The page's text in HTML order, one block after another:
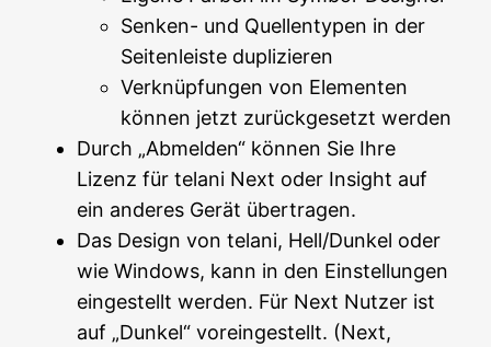
Senken- und Quellentypen in der
Seitenleiste duplizieren
Verknüpfungen von Elementen
können jetzt zurückgesetzt werden
Durch „Abmelden“ können Sie Ihre
Lizenz für telani Next oder Insight auf
ein anderes Gerät übertragen.
Das Design von telani, Hell/Dunkel oder
wie Windows, kann in den Einstellungen
eingestellt werden. Für Next Nutzer ist
auf „Dunkel“ voreingestellt. (Next,